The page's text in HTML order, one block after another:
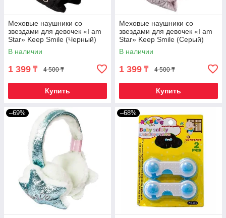
Меховые наушники со
звездами для девочек «I am
Star» Keep Smile (Черный)
В наличии
1 399 ₸ 4 500 ₸
Купить
Меховые наушники со
звездами для девочек «I am
Star» Keep Smile (Серый)
В наличии
1 399 ₸ 4 500 ₸
Купить
–69% –68%